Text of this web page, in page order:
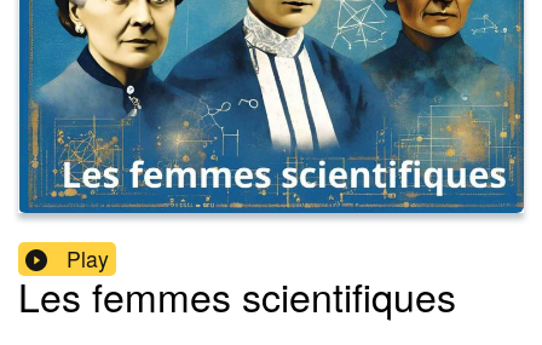
Play
Les femmes scientifiques